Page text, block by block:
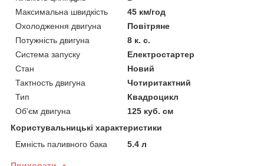
Максимальна швидкість
45 км/год
Охолодження двигуна
Повітряне
Потужність двигуна
8 к. с.
Система запуску
Електростартер
Стан
Новий
Тактность двигуна
Чотиритактний
Тип
Квадроцикл
Об'єм двигуна
125 куб. см
Користувальницькі характеристики
Емність паливного бака
5.4 л